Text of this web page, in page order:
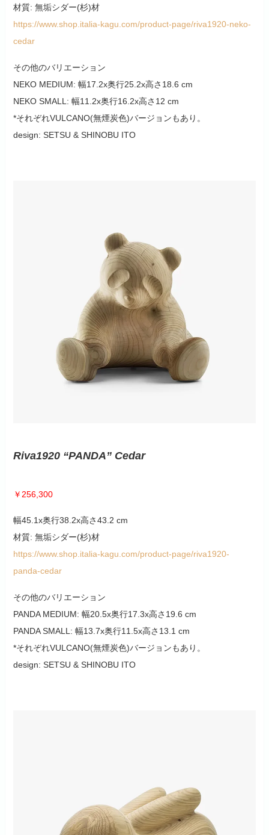
材質: 無垢シダー(杉)材
https://www.shop.italia-kagu.com/product-page/riva1920-neko-
cedar
その他のバリエーション
NEKO MEDIUM: 幅17.2x奥行25.2x高さ18.6 cm
NEKO SMALL: 幅11.2x奥行16.2x高さ12 cm
*それぞれVULCANO(無煙炭色)バージョンもあり。
design: SETSU & SHINOBU ITO
Riva1920 “PANDA” Cedar
￥256,300
幅45.1x奥行38.2x高さ43.2 cm
材質: 無垢シダー(杉)材
https://www.shop.italia-kagu.com/product-page/riva1920-
panda-cedar
その他のバリエーション
PANDA MEDIUM: 幅20.5x奥行17.3x高さ19.6 cm
PANDA SMALL: 幅13.7x奥行11.5x高さ13.1 cm
*それぞれVULCANO(無煙炭色)バージョンもあり。
design: SETSU & SHINOBU ITO